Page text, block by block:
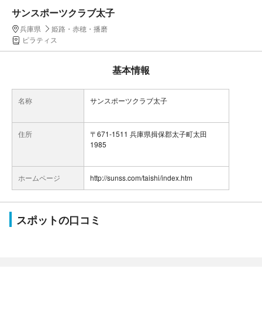
サンスポーツクラブ太子
兵庫県
姫路・赤穂・播磨
ピラティス
基本情報
名称 サンスポーツクラブ太子
住所
〒671-1511 兵庫県揖保郡太子町太田
1985
ホームページ http://sunss.com/taishi/index.htm
スポットの口コミ